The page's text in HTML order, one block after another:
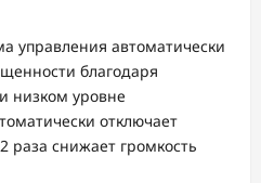
управления автоматически
благодаря
низком уровне
отключает
раза снижает громкость